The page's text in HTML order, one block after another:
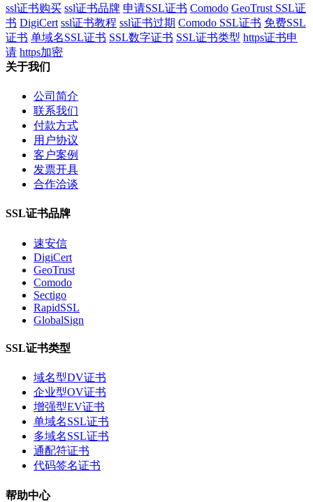
ssl证书购买 ssl证书品牌 申请SSL证书 Comodo GeoTrust SSL证
书 DigiCert ssl证书教程 ssl证书过期 Comodo SSL证书 免费SSL
证书 单域名SSL证书 SSL数字证书 SSL证书类型 https证书申
请 https加密
关于我们
公司简介
联系我们
付款方式
用户协议
客户案例
发票开具
合作洽谈
SSL证书品牌
速安信
DigiCert
GeoTrust
Comodo
Sectigo
RapidSSL
GlobalSign
SSL证书类型
域名型DV证书
企业型OV证书
增强型EV证书
单域名SSL证书
多域名SSL证书
通配符证书
代码签名证书
帮助中心